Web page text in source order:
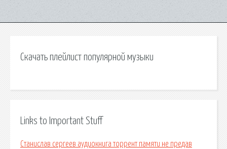
Скачать плейлист популярной музыки
Links to Important Stuff
Станислав сергеев аудиокнига торрент памяти не предав